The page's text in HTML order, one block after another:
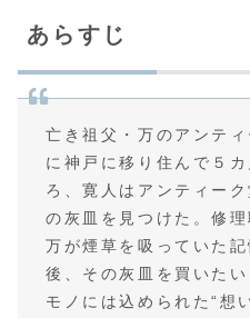
あらすじ
亡き祖父・万のアンテ
に神戸に移り住んで５
ろ、寛人はアンティー
の灰皿を見つけた。修
万が煙草を吸っていた
後、その灰皿を買いた
モノには込められた“想